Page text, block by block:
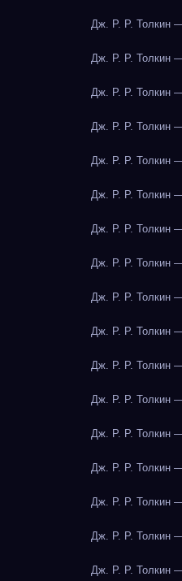
Дж. Р. Р. Толкин
Дж. Р. Р. Толкин
Дж. Р. Р. Толкин
Дж. Р. Р. Толкин
Дж. Р. Р. Толкин
Дж. Р. Р. Толкин
Дж. Р. Р. Толкин
Дж. Р. Р. Толкин
Дж. Р. Р. Толкин
Дж. Р. Р. Толкин
Дж. Р. Р. Толкин
Дж. Р. Р. Толкин
Дж. Р. Р. Толкин
Дж. Р. Р. Толкин
Дж. Р. Р. Толкин
Дж. Р. Р. Толкин
Дж. Р. Р. Толкин